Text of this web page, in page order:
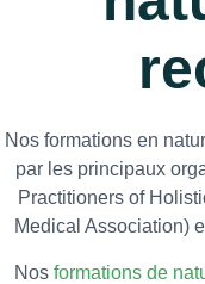
Nos formations en
par les principaux
Practitioners of
Medical Association)
Nos formations de